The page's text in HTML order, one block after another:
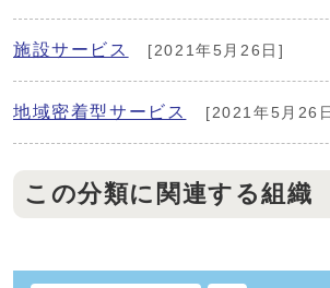
施設サービス [2021年5月26日]
地域密着型サービス [2021年5月26
この分類に関連する組織